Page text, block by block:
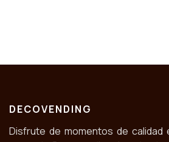
DECOVENDING
Disfrute de momentos de calidad